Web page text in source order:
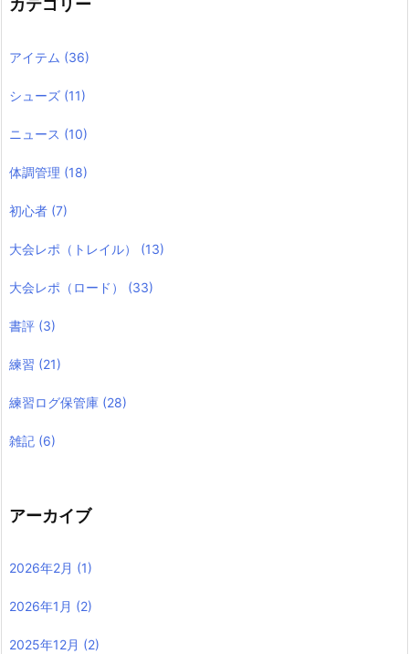
カテゴリー
アイテム (36)
シューズ (11)
ニュース (10)
体調管理 (18)
初心者 (7)
大会レポ（トレイル） (13)
大会レポ（ロード） (33)
書評 (3)
練習 (21)
練習ログ保管庫 (28)
雑記 (6)
アーカイブ
2026年2月 (1)
2026年1月 (2)
2025年12月 (2)